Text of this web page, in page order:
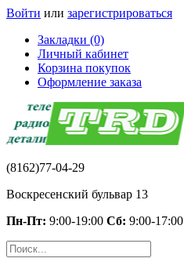
Войти или зарегистрироваться
Закладки (0)
Личный кабинет
Корзина покупок
Оформление заказа
(8162)77-04-29
Воскресенский бульвар 13
Пн-Пт: 9:00-19:00 Сб: 9:00-17:00